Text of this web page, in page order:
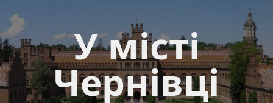
до
вмісту
У місті
Чернівці